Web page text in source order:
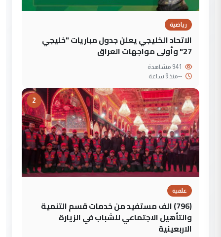
رياضية
الاتحاد الخليجي يعلن جدول مباريات "خليجي
27" وأولى مواجهات العراق
--منذ 9 ساعة
2
علمية
(796) الف مستفيد من خدمات قسم التنمية
والتأهيل الاجتماعي للشباب في الزيارة
الاربعينية